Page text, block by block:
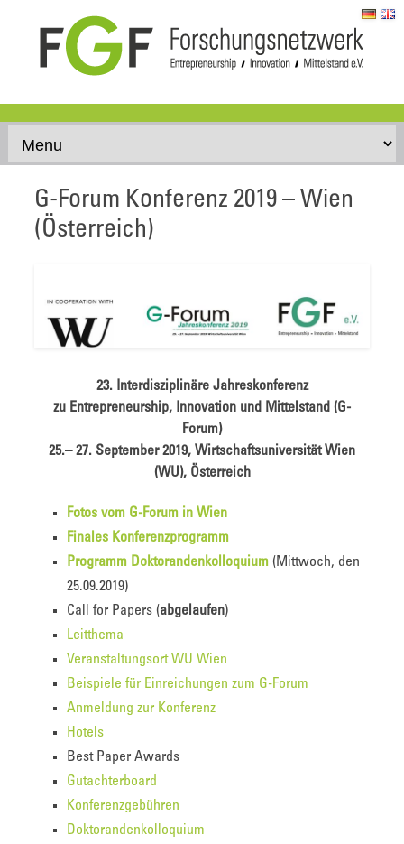
Skip to content
G-Forum Konferenz 2019 – Wien
(Österreich)
23. Interdisziplinäre Jahreskonferenz
zu Entrepreneurship, Innovation und Mittelstand (G-
Forum)
25.– 27. September 2019, Wirtschaftsuniversität Wien
(WU), Österreich
Fotos vom G-Forum in Wien
Finales Konferenzprogramm
Programm Doktorandenkolloquium (Mittwoch, den
25.09.2019)
Call for Papers (abgelaufen)
Leitthema
Veranstaltungsort WU Wien
Beispiele für Einreichungen zum G-Forum
Anmeldung zur Konferenz
Hotels
Best Paper Awards
Gutachterboard
Konferenzgebühren
Doktorandenkolloquium